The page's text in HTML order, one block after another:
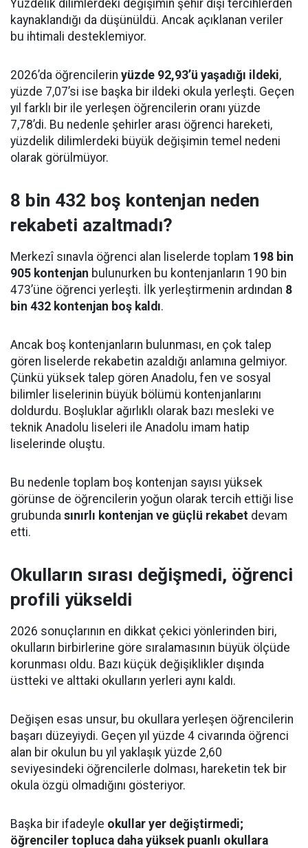
Yüzdelik dilimlerdeki değişimin şehir dışı tercihlerden
kaynaklandığı da düşünüldü. Ancak açıklanan veriler
bu ihtimali desteklemiyor.
2026’da öğrencilerin yüzde 92,93’ü yaşadığı ildeki,
yüzde 7,07’si ise başka bir ildeki okula yerleşti. Geçen
yıl farklı bir ile yerleşen öğrencilerin oranı yüzde
7,78’di. Bu nedenle şehirler arası öğrenci hareketi,
yüzdelik dilimlerdeki büyük değişimin temel nedeni
olarak görülmüyor.
8 bin 432 boş kontenjan neden
rekabeti azaltmadı?
Merkezî sınavla öğrenci alan liselerde toplam 198 bin
905 kontenjan bulunurken bu kontenjanların 190 bin
473’üne öğrenci yerleşti. İlk yerleştirmenin ardından 8
bin 432 kontenjan boş kaldı.
Ancak boş kontenjanların bulunması, en çok talep
gören liselerde rekabetin azaldığı anlamına gelmiyor.
Çünkü yüksek talep gören Anadolu, fen ve sosyal
bilimler liselerinin büyük bölümü kontenjanlarını
doldurdu. Boşluklar ağırlıklı olarak bazı mesleki ve
teknik Anadolu liseleri ile Anadolu imam hatip
liselerinde oluştu.
Bu nedenle toplam boş kontenjan sayısı yüksek
görünse de öğrencilerin yoğun olarak tercih ettiği lise
grubunda sınırlı kontenjan ve güçlü rekabet devam
etti.
Okulların sırası değişmedi, öğrenci
profili yükseldi
2026 sonuçlarının en dikkat çekici yönlerinden biri,
okulların birbirlerine göre sıralamasının büyük ölçüde
korunması oldu. Bazı küçük değişiklikler dışında
üstteki ve alttaki okulların yerleri aynı kaldı.
Değişen esas unsur, bu okullara yerleşen öğrencilerin
başarı düzeyiydi. Geçen yıl yüzde 4 civarında öğrenci
alan bir okulun bu yıl yaklaşık yüzde 2,60
seviyesindeki öğrencilerle dolması, hareketin tek bir
okula özgü olmadığını gösteriyor.
Başka bir ifadeyle okullar yer değiştirmedi;
öğrenciler topluca daha yüksek puanlı okullara